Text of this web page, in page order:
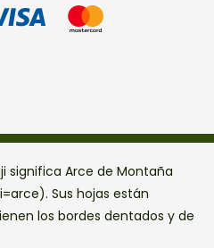
significa Arce de Montaña
Sus hojas están
los bordes dentados y de